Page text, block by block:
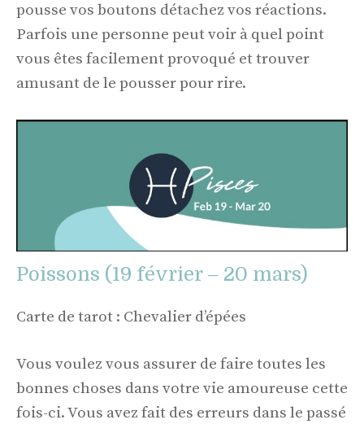
pousse vos boutons détachez vos réactions.
Parfois une personne peut voir à quel point
vous êtes facilement provoqué et trouver
amusant de le pousser pour rire.
Poissons (19 février – 20 mars)
Carte de tarot : Chevalier d’épées
Vous voulez vous assurer de faire toutes les
bonnes choses dans votre vie amoureuse cette
fois-ci. Vous avez fait des erreurs dans le passé